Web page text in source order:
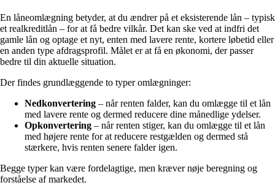
En låneomlægning betyder, at du ændrer på et eksisterende lån – typisk
et realkreditlån – for at få bedre vilkår. Det kan ske ved at indfri det
gamle lån og optage et nyt, enten med lavere rente, kortere løbetid eller
en anden type afdragsprofil. Målet er at få en økonomi, der passer
bedre til din aktuelle situation.
Der findes grundlæggende to typer omlægninger:
Nedkonvertering – når renten falder, kan du omlægge til et lån
med lavere rente og dermed reducere dine månedlige ydelser.
Opkonvertering – når renten stiger, kan du omlægge til et lån
med højere rente for at reducere restgælden og dermed stå
stærkere, hvis renten senere falder igen.
Begge typer kan være fordelagtige, men kræver nøje beregning og
forståelse af markedet.